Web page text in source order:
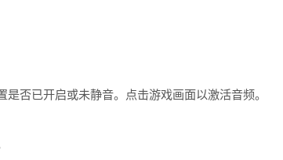
否已开启或未静音。点击游戏画面以激活音频。